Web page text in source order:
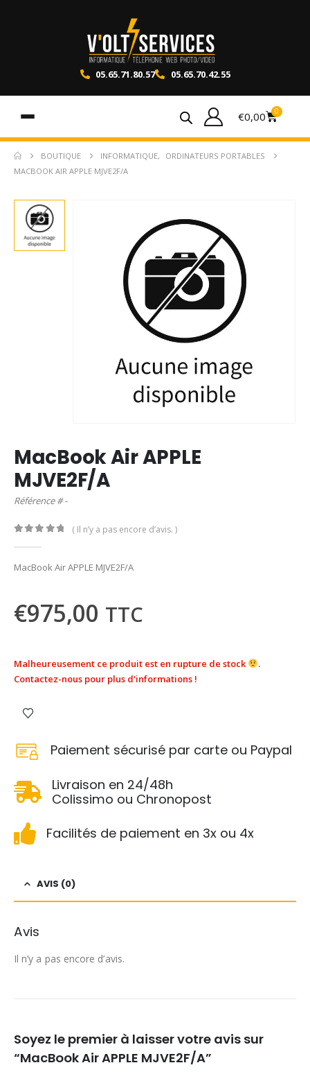
05.65.71.80.57 05.65.70.42.55
€0,00 0
BOUTIQUE INFORMATIQUE,
ORDINATEURS PORTABLES
MACBOOK AIR APPLE MJVE2F/A
MacBook Air APPLE
MJVE2F/A
Référence # -
( Il n’y a pas encore d’avis. )
MacBook Air APPLE MJVE2F/A
€975,00 TTC
Malheureusement ce produit est en rupture de stock
.
Contactez-nous pour plus d'informations !
Paiement sécurisé par carte ou Paypal
Livraison en 24/48h
Colissimo ou Chronopost
Facilités de paiement en 3x ou 4x
AVIS (0)
Avis
Il n’y a pas encore d’avis.
Soyez le premier à laisser votre avis sur
“MacBook Air APPLE MJVE2F/A”